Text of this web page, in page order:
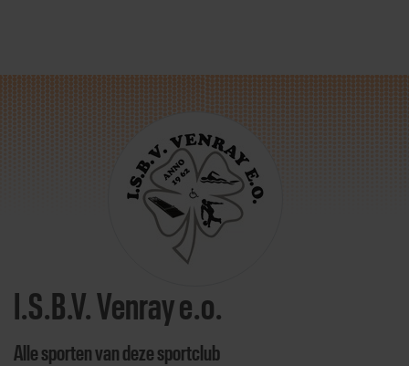
Direct door naar content
I.S.B.V. Venray e.o.
Alle sporten van deze sportclub